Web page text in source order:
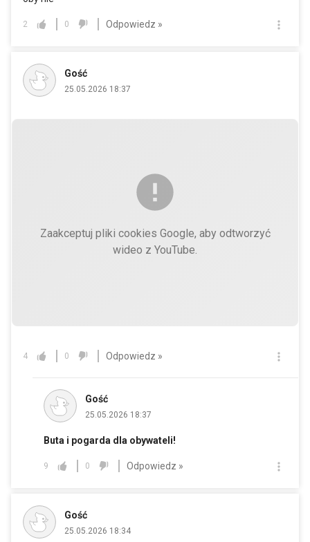
2 0 Odpowiedz »
Gość
25.05.2026 18:37
Zaakceptuj pliki cookies Google, aby odtworzyć
wideo z YouTube.
4 0 Odpowiedz »
Gość
25.05.2026 18:37
Buta i pogarda dla obywateli!
9 0 Odpowiedz »
Gość
25.05.2026 18:34